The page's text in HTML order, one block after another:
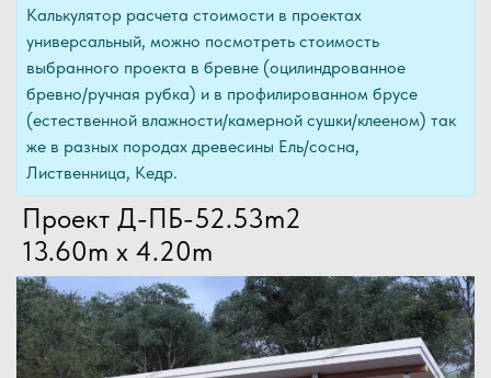
Калькулятор расчета стоимости в проектах
универсальный, можно посмотреть стоимость
выбранного проекта в бревне (оцилиндрованное
бревно/ручная рубка) и в профилированном брусе
(естественной влажности/камерной сушки/клееном) так
же в разных породах древесины Ель/сосна,
Лиственница, Кедр.
Проект Д-ПБ-52.53m2
13.60m x 4.20m